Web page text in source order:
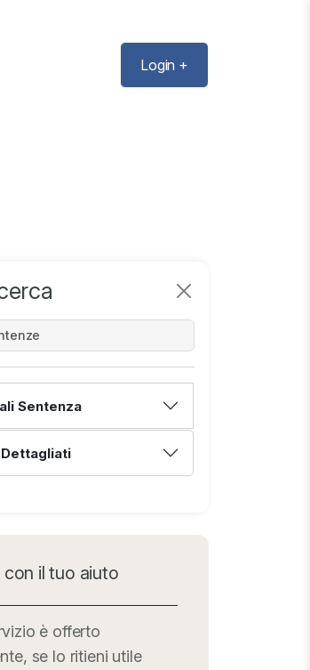
Login +
Sentenza
il tuo aiuto
è offerto
se lo ritieni utile